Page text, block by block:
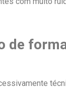
de